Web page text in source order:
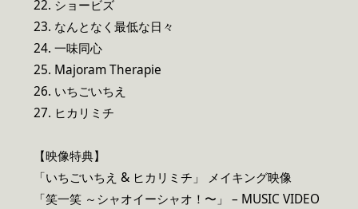
22. ショービズ
23. なんとなく最低な日々
24. 一味同心
25. Majoram Therapie
26. いちごいちえ
27. ヒカリミチ
【映像特典】
「いちごいちえ & ヒカリミチ」 メイキング映像
「笑一笑 ～シャオイーシャオ！〜」 – MUSIC VIDEO